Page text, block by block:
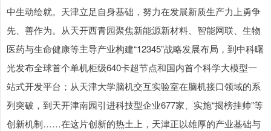
中生动绘就。天津立足自身基础，努力在发展新质生产力上勇争
先、善作为。从天开西青园聚焦新能源新材料、智能网联、生物
医药与生命健康等主导产业构建“12345”战略发展布局，到中科曙
光发布全球首个单机柜级640卡超节点和国内首个科学大模型一
站式开发平台；从天津大学脑机交互实验室在脑机接口领域的系
列突破，到天开津南园引进科技型企业677家、实施“揭榜挂帅”等
创新机制……在这片创新的热土上，天津正以雄厚的产业基础与